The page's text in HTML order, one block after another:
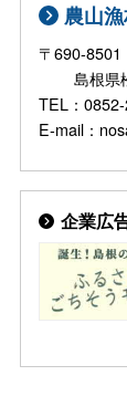
農山
〒690-8501
島根県松
TEL：
E-mail：
企業広